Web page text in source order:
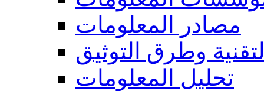
مصادر المعلومات
وطرق التوثيق
تحليل المعلومات